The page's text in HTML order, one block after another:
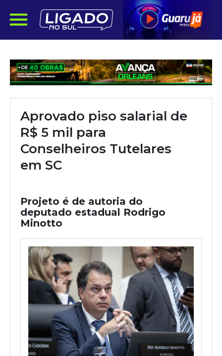
Aprovado piso salarial de
R$ 5 mil para
Conselheiros Tutelares
em SC
Projeto é de autoria do
deputado estadual Rodrigo
Minotto